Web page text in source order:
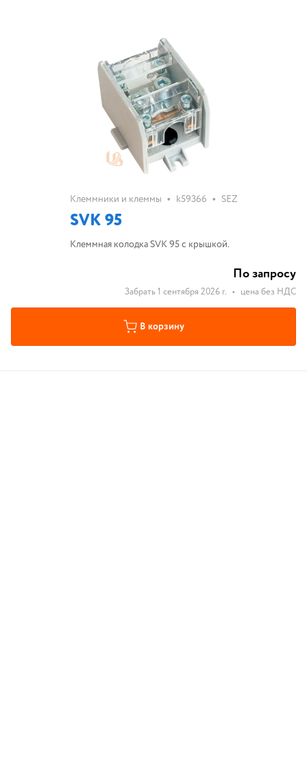
Клеммники и клеммы • k59366 • SEZ
SVK 95
Клеммная колодка SVK 95 с крышкой.
По запросу
Забрать 1 сентября 2026 г. • цена без НДС
В корзину